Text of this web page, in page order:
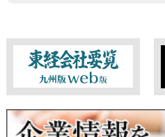
■ 個人情報提供の任意性及び留意
個人情報のご提供は任意ですが、必要
だけなかった場合は、上記利用目的
ますのでご了承ください。
当社は、本人が自己の個人情報につい
追加・削除・利用停止・提供停止の希
東経会社要覧web版